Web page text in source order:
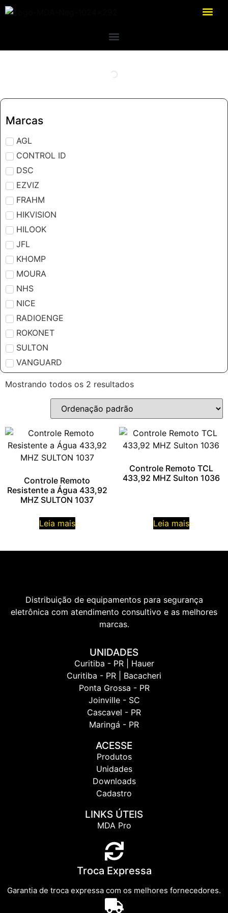
Marcas
AGL
CONTROL ID
DSC
EZVIZ
FRAHM
HIKVISION
HILOOK
JFL
KHOMP
MOURA
NHS
NICE
RADIOENGE
ROKONET
SULTON
VANGUARD
Mostrando todos os 2 resultados
Controle Remoto
Resistente a Água 433,92
MHZ SULTON 1037
Leia mais
Controle Remoto TCL
433,92 MHZ Sulton 1036
Leia mais
Distribuição de equipamentos para segurança
eletrônica com atendimento consultivo e as melhores
marcas.
UNIDADES
Curitiba - PR | Hauer
Curitiba - PR | Bacacheri
Ponta Grossa - PR
Joinville - SC
Cascavel - PR
Maringá - PR
ACESSE
Produtos
Unidades
Downloads
Cadastro
LINKS ÚTEIS
MDA Pro
Troca Expressa
Garantia de troca expressa com os melhores fornecedores.